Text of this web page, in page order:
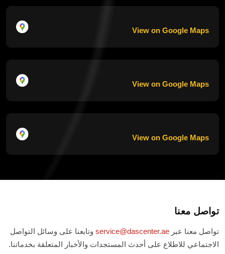
View on Google Maps
View on Google Maps
View on Google Maps
تواصل معنا
تواصل معنا عبر service@dascenter.ae وتابعنا على وسائل التواصل
الاجتماعي للاطلاع على أحدث المستجدات والأخبار المتعلقة بخدماتنا.